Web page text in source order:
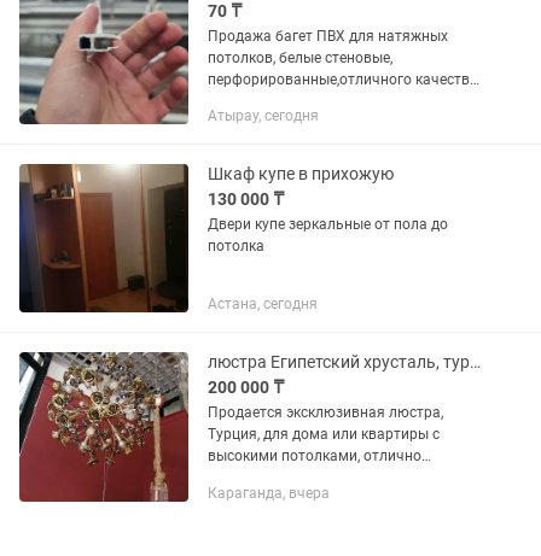
70 ₸
Продажа багет ПВХ для натяжных
потолков, белые стеновые,
перфорированные,отличного качества.
отлично держит вставку.Отправим в
Атырау, сегодня
Шкаф купе в прихожую
130 000 ₸
Двери купе зеркальные от пола до
потолка
Астана, сегодня
люстра Египетский хрусталь, турецкий фарфор, фабрика Ашфор.
200 000 ₸
Продается эксклюзивная люстра,
Турция, для дома или квартиры с
высокими потолками, отлично
Караганда, вчера